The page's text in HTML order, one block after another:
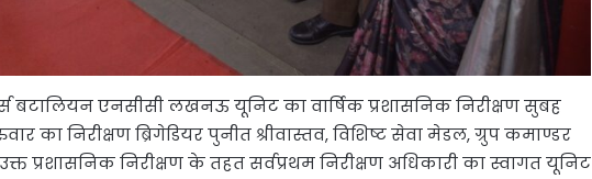
बटालियन एनसीसी लखनऊ यूनिट का वार्षिक प्रशासनिक निरीक्षण सुबह
का निरीक्षण ब्रिगेडियर पुनीत श्रीवास्तव, विशिष्ट सेवा मेडल, ग्रुप कमाण्डर
प्रशासनिक निरीक्षण के तहत सर्वप्रथम निरीक्षण अधिकारी का स्वागत यूनिट